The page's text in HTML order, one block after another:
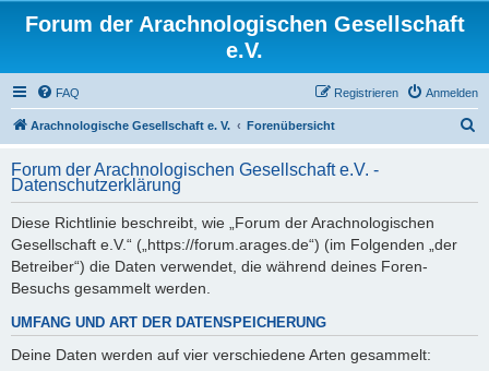
Forum der Arachnologischen Gesellschaft
e.V.
FAQ Anmelden
Registrieren
Arachnologische Gesellschaft e. V. Forenübersicht
h
Forum der Arachnologischen Gesellschaft e.V. -
Datenschutzerklärung
Diese Richtlinie beschreibt, wie „Forum der Arachnologischen
Gesellschaft e.V.“ („https://forum.arages.de“) (im Folgenden „der
Betreiber“) die Daten verwendet, die während deines Foren-
Besuchs gesammelt werden.
UMFANG UND ART DER DATENSPEICHERUNG
Deine Daten werden auf vier verschiedene Arten gesammelt: